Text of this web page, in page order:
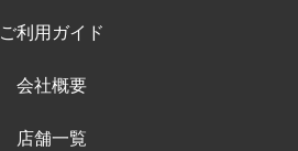
ご利用ガイド
会社概要
店舗一覧